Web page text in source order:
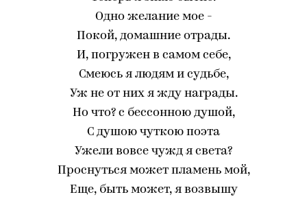
Одно желание мое -
Покой, домашние отрады.
И, погружен в самом себе,
Смеюсь я людям и судьбе,
Уж не от них я жду награды.
Но что? с бессонною душой,
С душою чуткою поэта
Ужели вовсе чужд я света?
Проснуться может пламень мой,
Еще, быть может, я возвышу